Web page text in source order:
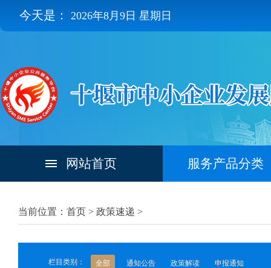
今天是： 2026年8月9日 星期日
网站首页 服务产品分类
当前位置：首页 > 政策速递 >
栏目类别： 全部 通知公告 政策解读 申报通知